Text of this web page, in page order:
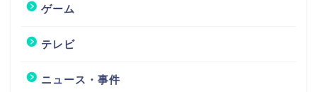
ゲーム
テレビ
ニュース・事件